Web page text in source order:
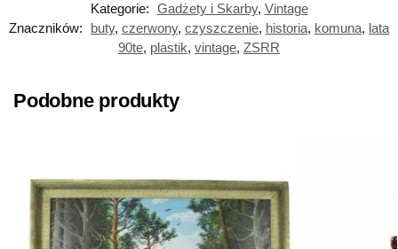
Kategorie: Gadżety i Skarby, Vintage
Znaczników:
buty, czerwony, czyszczenie, historia, komuna, lata
90te, plastik, vintage, ZSRR
Podobne produkty